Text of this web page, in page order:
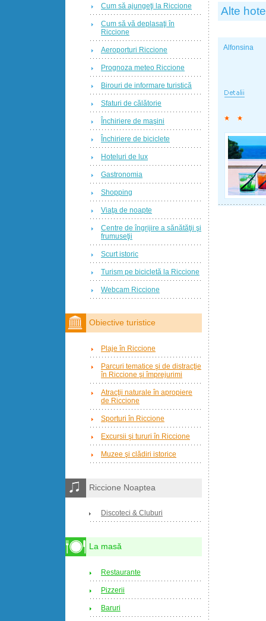
Alte
Alfonsina
Cum să ajungeţi la Riccione
Cum să vă deplasaţi în
Riccione
Aeroporturi Riccione
Prognoza meteo Riccione
Birouri de informare turistică
Sfaturi de călătorie
Închiriere de maşini
Închiriere de biciclete
Hoteluri de lux
Gastronomia
Shopping
Viaţa de noapte
Centre de îngrijire a sănătăţii şi
frumuseţii
Scurt istoric
Turism pe bicicletă la Riccione
Webcam Riccione
Obiective turistice
Plaje în Riccione
Parcuri tematice şi de distracţie
în Riccione şi împrejurimi
Atracţii naturale în apropiere
de Riccione
Sporturi în Riccione
Excursii şi tururi în Riccione
Muzee şi clădiri istorice
Riccione Noaptea
Discoteci & Cluburi
La masă
Restaurante
Pizzerii
Baruri